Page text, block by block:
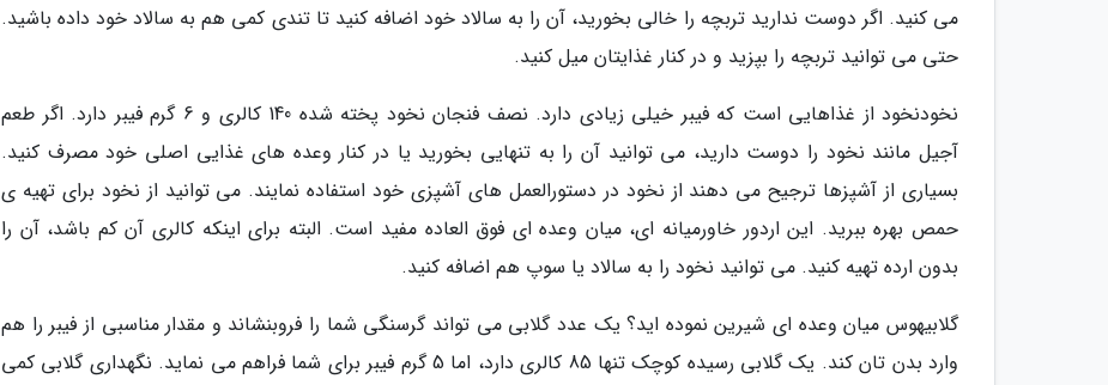
می کنید. اگر دوست ندارید تربچه را خالی بخورید، آن را به سالاد خود اضافه کنید تا تندی کمی هم به سالاد خود داده باشید.
حتی می توانید تربچه را بپزید و در کنار غذایتان میل کنید.
نخودنخود از غذاهایی است که فیبر خیلی زیادی دارد. نصف فنجان نخود پخته شده 140 کالری و 6 گرم فیبر دارد. اگر طعم
آجیل مانند نخود را دوست دارید، می توانید آن را به تنهایی بخورید یا در کنار وعده های غذایی اصلی خود مصرف کنید.
بسیاری از آشپزها ترجیح می دهند از نخود در دستورالعمل های آشپزی خود استفاده نمایند. می توانید از نخود برای تهیه ی
حمص بهره ببرید. این اردور خاورمیانه ای، میان وعده ای فوق العاده مفید است. البته برای اینکه کالری آن کم باشد، آن را
بدون ارده تهیه کنید. می توانید نخود را به سالاد یا سوپ هم اضافه کنید.
گلابیهوس میان وعده ای شیرین نموده اید؟ یک عدد گلابی می تواند گرسنگی شما را فروبنشاند و مقدار مناسبی از فیبر را هم
وارد بدن تان کند. یک گلابی رسیده کوچک تنها 85 کالری دارد، اما 5 گرم فیبر برای شما فراهم می نماید. نگهداری گلابی کمی